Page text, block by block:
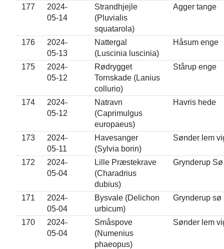
177
2024-
05-14
Strandhjejle
(Pluvialis
squatarola)
Agger tange
176
2024-
05-13
Nattergal
(Luscinia luscinia)
Håsum enge
175
2024-
05-12
Rødrygget
Tornskade (Lanius
collurio)
Stårup enge
174
2024-
05-12
Natravn
(Caprimulgus
europaeus)
Havris hede
173
2024-
05-11
Havesanger
(Sylvia borin)
Sønder lem
172
2024-
05-04
Lille Præstekrave
(Charadrius
dubius)
Grynderup Sø
171
2024-
05-04
Bysvale (Delichon
urbicum)
Grynderup sø
170
2024-
05-04
Småspove
(Numenius
phaeopus)
Sønder lem